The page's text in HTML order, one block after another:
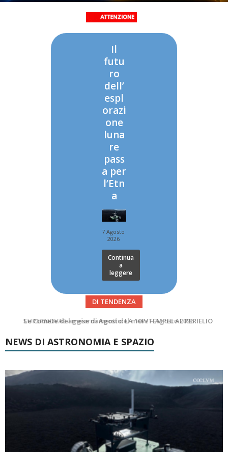
Il
futu
ro
dell’
espl
orazi
one
luna
re
pass
a per
l’Etn
a
7 Agosto
2026
Continua
a
leggere
DI TENDENZA
Le Comete del mese di Agosto: LA 10P/TEMPEL AL PERIELIO
Asteroidi del mese Agosto 2026
NEWS DI ASTRONOMIA E SPAZIO